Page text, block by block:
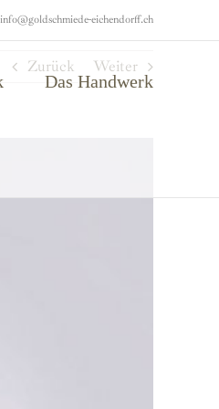
info@goldschmiede-eichendorff.ch
Das Handwerk
Zurück Weiter